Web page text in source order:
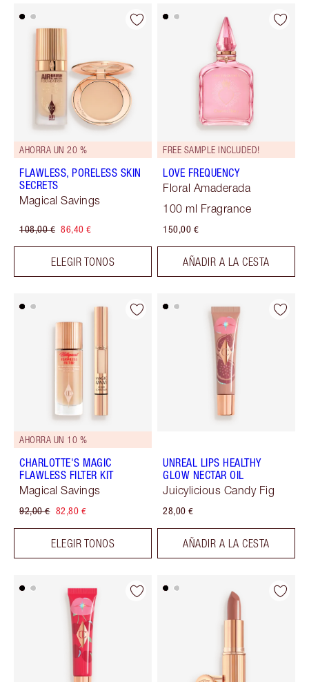
AHORRA UN 20 %
FLAWLESS, PORELESS SKIN
SECRETS
Magical Savings
108,00 € 86,40 €
ELEGIR TONOS
FREE SAMPLE INCLUDED!
LOVE FREQUENCY
Floral Amaderada
100 ml Fragrance
150,00 €
AÑADIR A LA CESTA
AHORRA UN 10 %
CHARLOTTE'S MAGIC
FLAWLESS FILTER KIT
Magical Savings
92,00 € 82,80 €
ELEGIR TONOS
UNREAL LIPS HEALTHY
GLOW NECTAR OIL
Juicylicious Candy Fig
28,00 €
AÑADIR A LA CESTA